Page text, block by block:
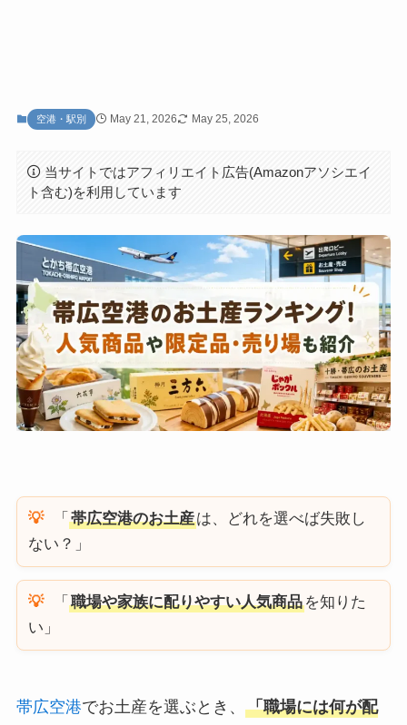
空港・駅別 May 21, 2026 May 25, 2026
当サイトではアフィリエイト広告(Amazonアソシエイ
ト含む)を利用しています
「 帯広空港のお土産は、どれを選べば失敗し
ない？」
「 職場や家族に配りやすい人気商品を知りた
い」
帯広空港でお土産を選ぶとき、 「職場には何が配